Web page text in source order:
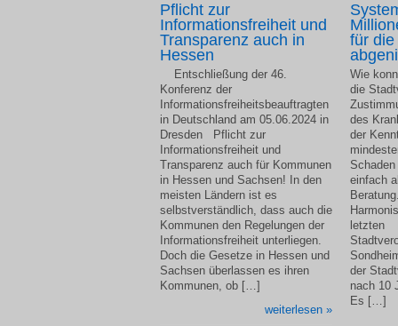
Pflicht zur
Informationsfreiheit und
Transparenz auch in
Hessen
Entschließung der 46.
Konferenz der
Informationsfreiheitsbeauftragten
in Deutschland am 05.06.2024 in
Dresden Pflicht zur
Informationsfreiheit und
Transparenz auch für Kommunen
in Hessen und Sachsen! In den
meisten Ländern ist es
selbstverständlich, dass auch die
Kommunen den Regelungen der
Informationsfreiheit unterliegen.
Doch die Gesetze in Hessen und
Sachsen überlassen es ihren
Kommunen, ob […]
weiterlesen »
für
Wie
die
des
der
einfach
letzten
der
nach 10
Es […]